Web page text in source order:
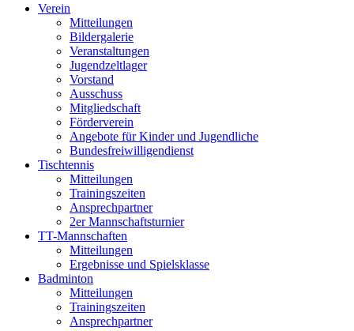
Verein
Mitteilungen
Bildergalerie
Veranstaltungen
Jugendzeltlager
Vorstand
Ausschuss
Mitgliedschaft
Förderverein
Angebote für Kinder und Jugendliche
Bundesfreiwilligendienst
Tischtennis
Mitteilungen
Trainingszeiten
Ansprechpartner
2er Mannschaftsturnier
TT-Mannschaften
Mitteilungen
Ergebnisse und Spielsklasse
Badminton
Mitteilungen
Trainingszeiten
Ansprechpartner